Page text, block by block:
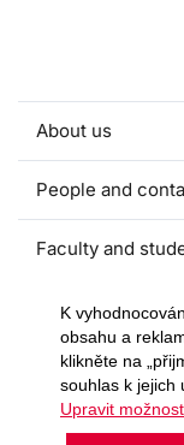
About us
People and
Faculty and
Projects and
Documents
European
K
obsahu a
klikněte na
souhlas k jejich
Upravit